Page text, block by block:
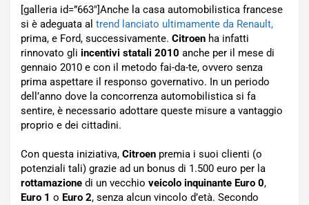
[galleria id=”663″]Anche la casa automobilistica francese
si è adeguata al trend lanciato ultimamente da Renault,
prima, e Ford, successivamente. Citroen ha infatti
rinnovato gli incentivi statali 2010 anche per il mese di
gennaio 2010 e con il metodo fai-da-te, ovvero senza
prima aspettare il responso governativo. In un periodo
dell’anno dove la concorrenza automobilistica si fa
sentire, è necessario adottare queste misure a vantaggio
proprio e dei cittadini.
Con questa iniziativa, Citroen premia i suoi clienti (o
potenziali tali) grazie ad un bonus di 1.500 euro per la
rottamazione di un vecchio veicolo inquinante Euro 0,
Euro 1 o Euro 2, senza alcun vincolo d’età. Secondo